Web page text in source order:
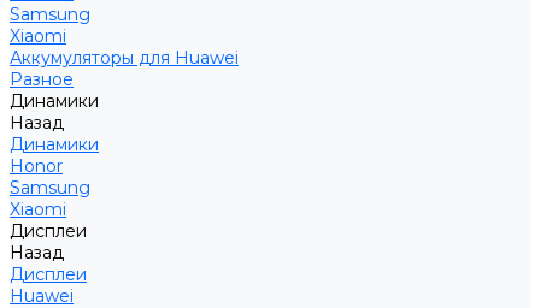
Samsung
Xiaomi
Аккумуляторы для Huawei
Разное
Динамики
Назад
Динамики
Honor
Samsung
Xiaomi
Дисплеи
Назад
Дисплеи
Huawei